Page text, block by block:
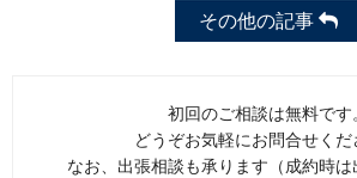
その他の記事
初回のご相談は無料です
どうぞお気軽にお問合せくだ
なお、出張相談も承ります（成約時は